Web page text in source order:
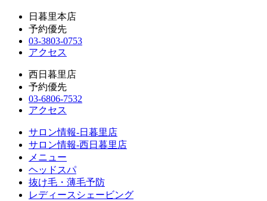
日暮里本店
予約優先
03-3803-0753
アクセス
西日暮里店
予約優先
03-6806-7532
アクセス
サロン情報-日暮里店
サロン情報-西日暮里店
メニュー
ヘッドスパ
抜け毛・薄毛予防
レディースシェービング